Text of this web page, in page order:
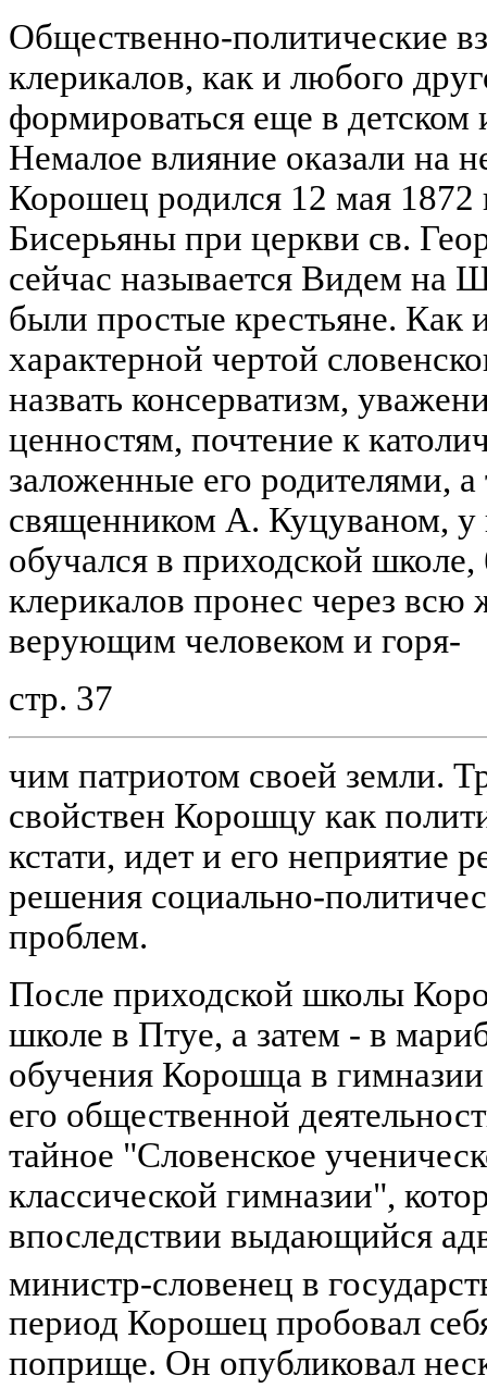
Общественно-политические
клерикалов, как и любого
формироваться еще в
Немалое влияние оказали на
Корошец родился 12 мая 1872
Бисерьяны при церкви св.
сейчас называется Видем на
были простые крестьяне. Как
характерной чертой
назвать консерватизм,
ценностям, почтение к
заложенные его родителями,
священником А. Куцуваном, у
обучался в приходской
клерикалов пронес через
верующим человеком и горя-
стр. 37
чим патриотом своей земли.
свойствен Корошцу как
кстати, идет и его неприятие
решения социально-
проблем.
После приходской школы
школе в Птуе, а затем - в
обучения Корошца в
его общественной
тайное "Словенское
классической гимназии",
впоследствии выдающийся
министр-словенец в
период Корошец пробовал
поприще. Он опубликовал